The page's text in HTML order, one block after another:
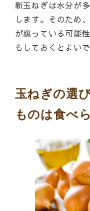
新玉ねぎは水分が
します。そのため
が腐っている可能
もしておくとよいで
玉ねぎの選
ものは食べ